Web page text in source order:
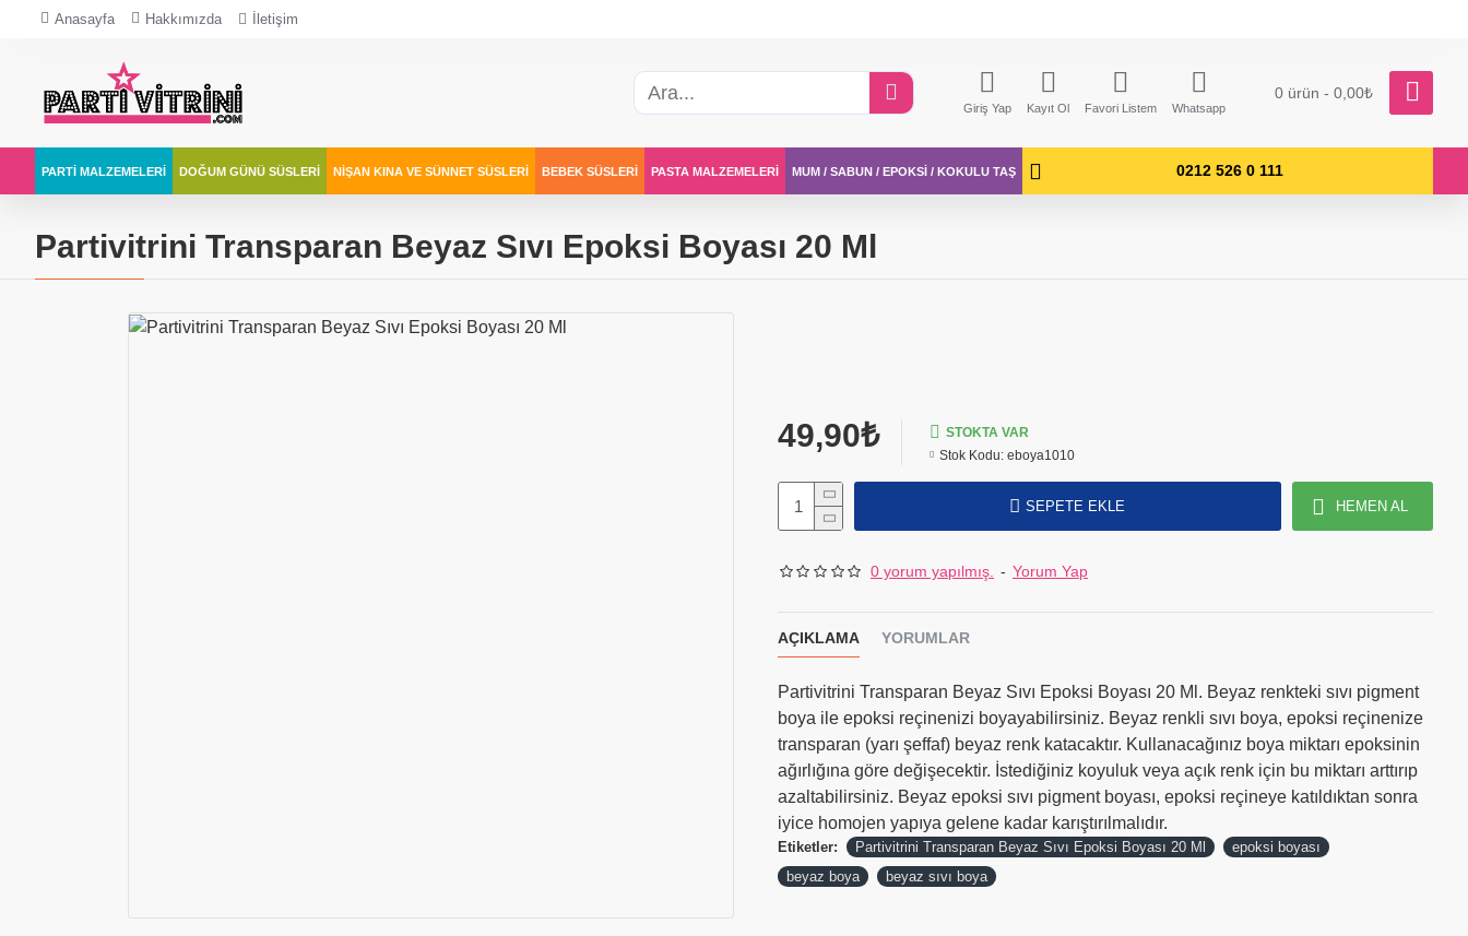
Anasayfa Hakkımızda İletişim
Giriş Yap Kayıt Ol Favori Listem Whatsapp
0 ürün - 0,00₺
PARTI MALZEMELERI DOĞUM GÜNÜ SÜSLERI NIŞAN KINA VE SÜNNET SÜSLERI BEBEK SÜSLERI PASTA MALZEMELERI MUM / SABUN / EPOKSI / KOKULU TAŞ 0212 526 0 111
Partivitrini Transparan Beyaz Sıvı Epoksi Boyası 20 Ml
0 yorum yapılmış. - Yorum Yap
49,90₺
STOKTA VAR
Stok Kodu: eboya1010
SEPETE EKLE HEMEN AL
AÇIKLAMA YORUMLAR
Partivitrini Transparan Beyaz Sıvı Epoksi Boyası 20 Ml. Beyaz renkteki sıvı pigment
boya ile epoksi reçinenizi boyayabilirsiniz. Beyaz renkli sıvı boya, epoksi reçinenize
transparan (yarı şeffaf) beyaz renk katacaktır. Kullanacağınız boya miktarı epoksinin
ağırlığına göre değişecektir. İstediğiniz koyuluk veya açık renk için bu miktarı arttırıp
azaltabilirsiniz. Beyaz epoksi sıvı pigment boyası, epoksi reçineye katıldıktan sonra
iyice homojen yapıya gelene kadar karıştırılmalıdır.
Etiketler: Partivitrini Transparan Beyaz Sıvı Epoksi Boyası 20 Ml
epoksi boyası
beyaz boya
beyaz sıvı boya